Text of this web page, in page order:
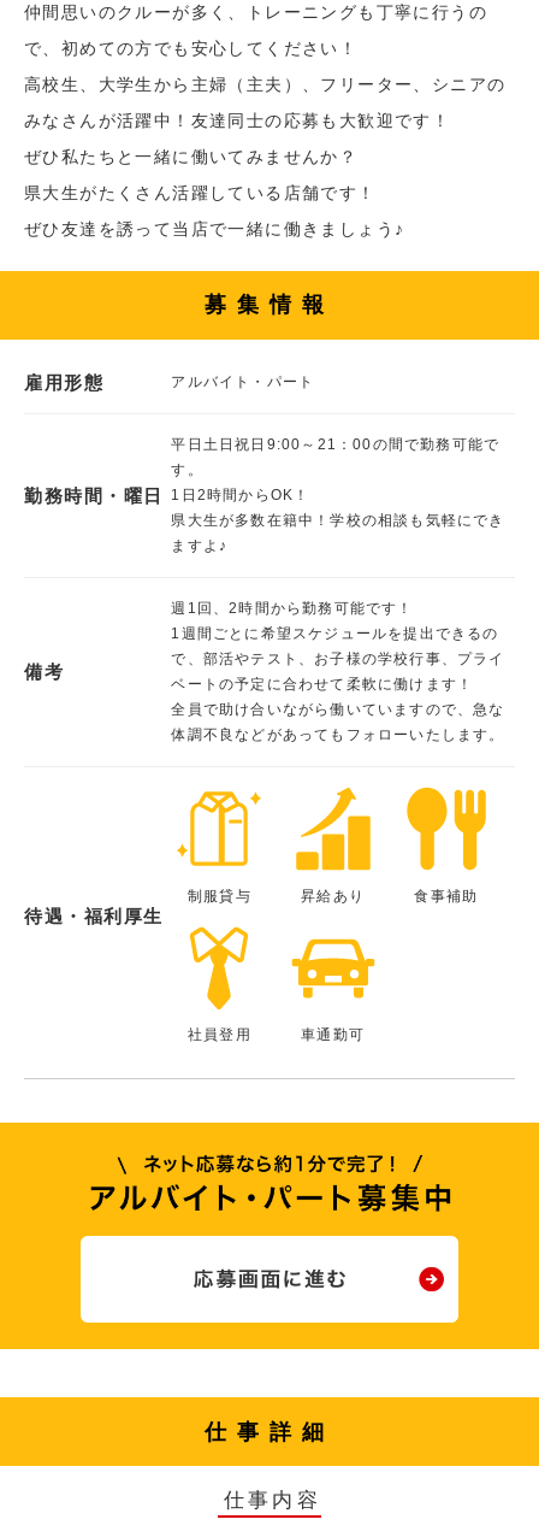
仲間思いのクルーが多く、トレーニングも丁寧に行うの
で、初めての方でも安心してください！
高校生、大学生から主婦（主夫）、フリーター、シニアの
みなさんが活躍中！友達同士の応募も大歓迎です！
ぜひ私たちと一緒に働いてみませんか？
県大生がたくさん活躍している店舗です！
ぜひ友達を誘って当店で一緒に働きましょう♪
募集情報
雇用形態 アルバイト・パート
勤務時間・曜日
平日土日祝日9:00～21：00の間で勤務可能で
す。
1日2時間からOK！
県大生が多数在籍中！学校の相談も気軽にでき
ますよ♪
備考
週1回、2時間から勤務可能です！
1週間ごとに希望スケジュールを提出できるの
で、部活やテスト、お子様の学校行事、プライ
ベートの予定に合わせて柔軟に働けます！
全員で助け合いながら働いていますので、急な
体調不良などがあってもフォローいたします。
待遇・福利厚生
制服貸与 昇給あり 食事補助
社員登用 車通勤可
仕事詳細
仕事内容